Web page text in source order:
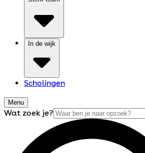
In de wijk
Scholingen
Menu
Wat zoek je?